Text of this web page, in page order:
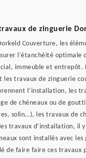
de zinguerie
Couverture, les
l'étanchéité optimale
immeuble et entrepôt.
les travaux de zinguerie
l’installation, les
de chéneaux ou de
solin…), les travaux de
travaux d’installation, il
sont installés avec
de faire faire ces travaux